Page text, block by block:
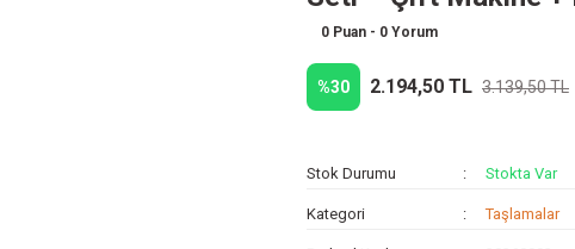
0 Puan - 0 Yorum
%30 2.194,50 TL 3.139,50 TL
Stok Durumu Stokta Var
Kategori Taşlamalar